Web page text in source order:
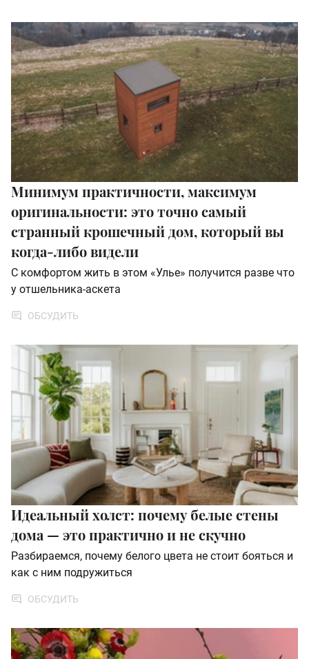
Минимум практичности, максимум
оригинальности: это точно самый
странный крошечный дом, который вы
когда-либо видели
С комфортом жить в этом «Улье» получится разве что
у отшельника-аскета
ОБСУДИТЬ
Идеальный холст: почему белые стены
дома — это практично и не скучно
Разбираемся, почему белого цвета не стоит бояться и
как с ним подружиться
ОБСУДИТЬ